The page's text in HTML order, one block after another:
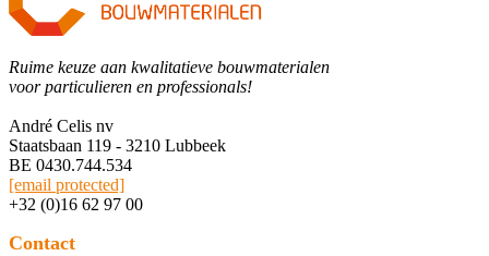
Ruime keuze aan kwalitatieve bouwmaterialen
voor particulieren en professionals!
André Celis nv
Staatsbaan 119 - 3210 Lubbeek
BE 0430.744.534
[email protected]
+32 (0)16 62 97 00
Contact